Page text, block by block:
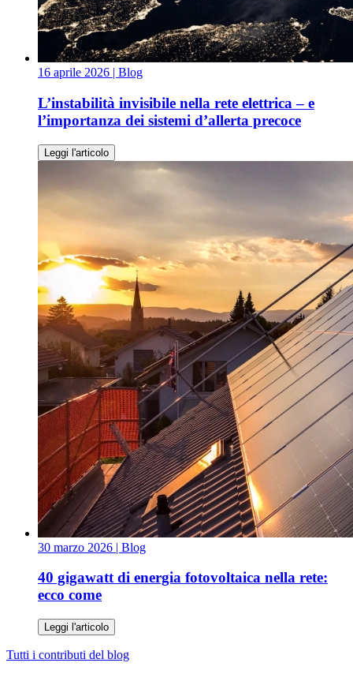
16 aprile 2026 | Blog
L’instabilità invisibile nella rete elettrica – e
l’importanza dei sistemi d’allerta precoce
Leggi l'articolo
30 marzo 2026 | Blog
40 gigawatt di energia fotovoltaica nella rete:
ecco come
Leggi l'articolo
Tutti i contributi del blog